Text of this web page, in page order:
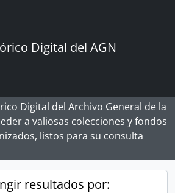
Digital del AGN
Digital del Archivo General de la
a valiosas colecciones y fondos
listos para su consulta
resultados por: